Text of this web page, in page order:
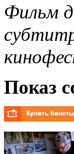
Фильм
Показ